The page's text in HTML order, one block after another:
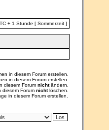
+ 1 Stunde [ Sommerzeit ]
in diesem Forum erstellen.
in diesem Forum erstellen.
diesem Forum nichtändern.
diesem Forum nichtlöschen.
in diesem Forum erstellen.